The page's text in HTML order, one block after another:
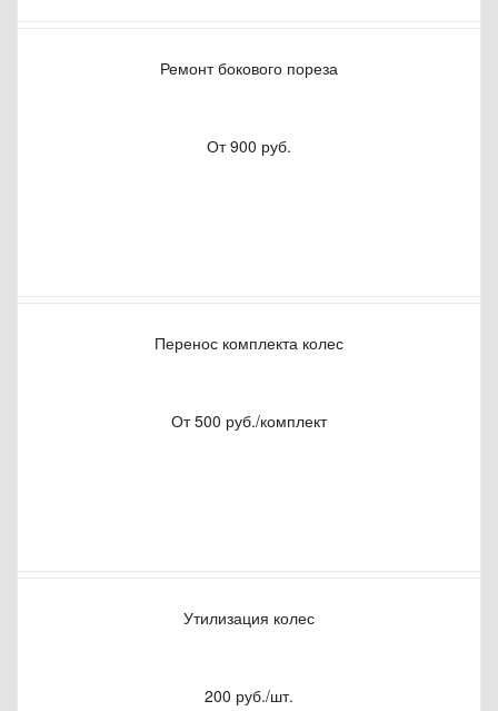
Ремонт бокового пореза
От 900 руб.
Перенос комплекта колес
От 500 руб./комплект
Утилизация колес
200 руб./шт.